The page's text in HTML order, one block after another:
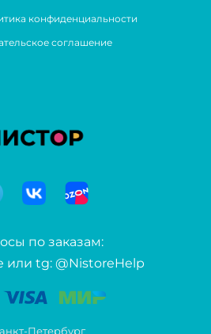
конфиденциальности
соглашение
по заказам:
или tg: @NistoreHelp
Петербург